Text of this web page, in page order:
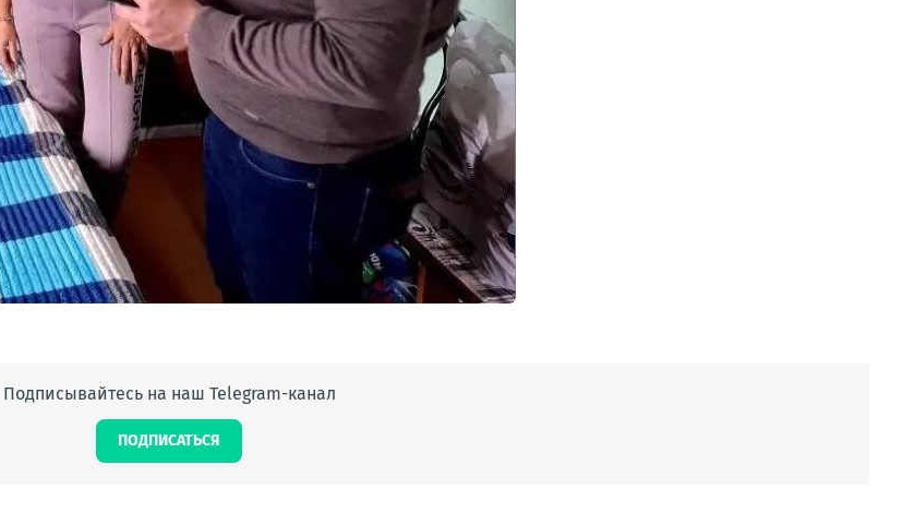
Подписывайтесь на наш Telegram-канал
ПОДПИСАТЬСЯ